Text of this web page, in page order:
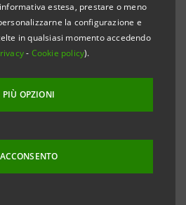
estesa, prestare o meno
la configurazione e
in qualsiasi momento accedendo
- Cookie policy).
PIÙ OPZIONI
ACCONSENTO